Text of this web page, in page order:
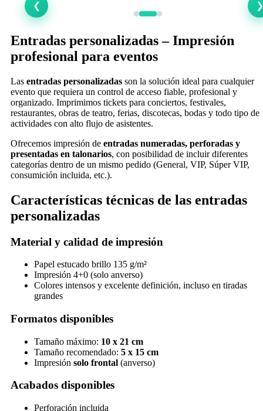
❮ ❯
Entradas personalizadas – Impresión
profesional para eventos
Las entradas personalizadas son la solución ideal para cualquier
evento que requiera un control de acceso fiable, profesional y
organizado. Imprimimos tickets para conciertos, festivales,
restaurantes, obras de teatro, ferias, discotecas, bodas y todo tipo de
actividades con alto flujo de asistentes.
Ofrecemos impresión de entradas numeradas, perforadas y
presentadas en talonarios, con posibilidad de incluir diferentes
categorías dentro de un mismo pedido (General, VIP, Súper VIP,
consumición incluida, etc.).
Características técnicas de las entradas
personalizadas
Material y calidad de impresión
Papel estucado brillo 135 g/m²
Impresión 4+0 (solo anverso)
Colores intensos y excelente definición, incluso en tiradas
grandes
Formatos disponibles
Tamaño máximo: 10 x 21 cm
Tamaño recomendado: 5 x 15 cm
Impresión solo frontal (anverso)
Acabados disponibles
Perforación incluida